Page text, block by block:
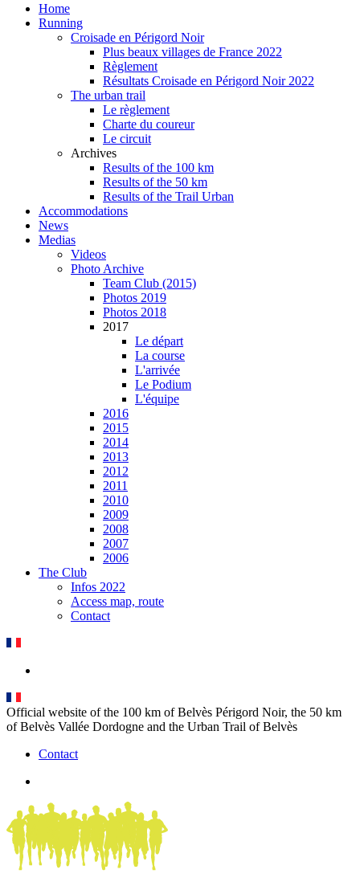
Home
Running
Croisade en Périgord Noir
Plus beaux villages de France 2022
Règlement
Résultats Croisade en Périgord Noir 2022
The urban trail
Le règlement
Charte du coureur
Le circuit
Archives
Results of the 100 km
Results of the 50 km
Results of the Trail Urban
Accommodations
News
Medias
Videos
Photo Archive
Team Club (2015)
Photos 2019
Photos 2018
2017
Le départ
La course
L'arrivée
Le Podium
L'équipe
2016
2015
2014
2013
2012
2011
2010
2009
2008
2007
2006
The Club
Infos 2022
Access map, route
Contact
Official website of the 100 km of Belvès Périgord Noir, the 50 km
of Belvès Vallée Dordogne and the Urban Trail of Belvès
Contact